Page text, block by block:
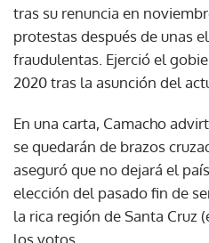
tras su renuncia en
protestas después de unas
fraudulentas. Ejerció el
2020 tras la asunción del
En una carta, Camacho
se quedarán de brazos
aseguró que no dejará el
elección del pasado fin de
la rica región de Santa Cruz
los votos.